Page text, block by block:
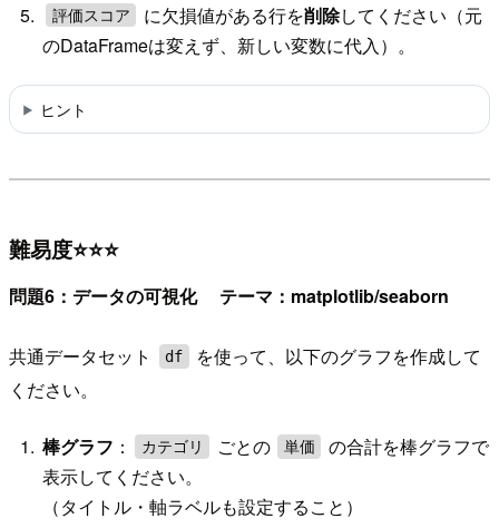
評価スコア に欠損値がある行を削除してください（元
のDataFrameは変えず、新しい変数に代入）。
ヒント
難易度⭐⭐⭐
問題6：データの可視化 テーマ：matplotlib/seaborn
共通データセット df
を使って、以下のグラフを作成して
ください。
棒グラフ ： カテゴリ ごとの 単価
の合計を棒グラフで
表示してください。
（タイトル・軸ラベルも設定すること）